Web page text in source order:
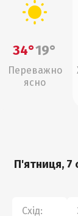
34°19°
Переважно
ясно
П'ятниця, 7
Схід: